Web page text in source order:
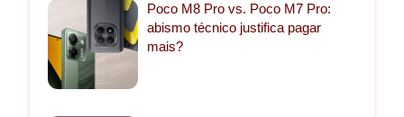
Poco M8 Pro vs. Poco M7 Pro:
abismo técnico justifica pagar
mais?